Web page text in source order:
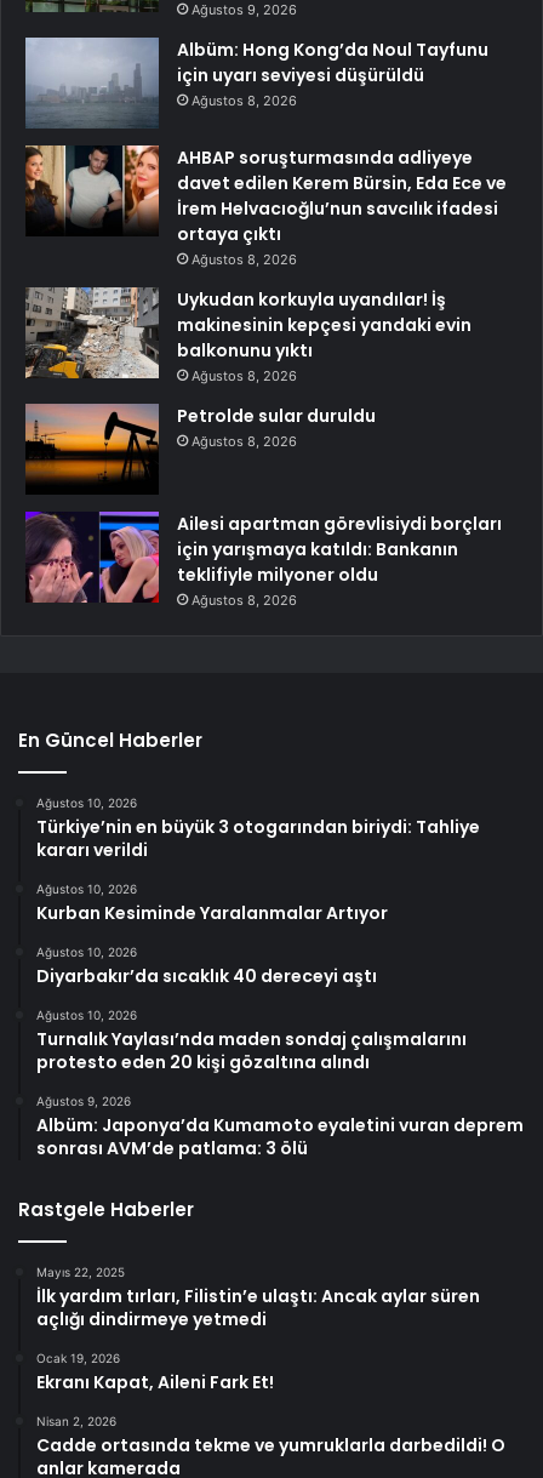
Ağustos 9, 2026
Albüm: Hong Kong’da Noul Tayfunu
için uyarı seviyesi düşürüldü
Ağustos 8, 2026
AHBAP soruşturmasında adliyeye
davet edilen Kerem Bürsin, Eda Ece ve
İrem Helvacıoğlu’nun savcılık ifadesi
ortaya çıktı
Ağustos 8, 2026
Uykudan korkuyla uyandılar! İş
makinesinin kepçesi yandaki evin
balkonunu yıktı
Ağustos 8, 2026
Petrolde sular duruldu
Ağustos 8, 2026
Ailesi apartman görevlisiydi borçları
için yarışmaya katıldı: Bankanın
teklifiyle milyoner oldu
Ağustos 8, 2026
En Güncel Haberler
Ağustos 10, 2026
Türkiye’nin en büyük 3 otogarından biriydi: Tahliye
kararı verildi
Ağustos 10, 2026
Kurban Kesiminde Yaralanmalar Artıyor
Ağustos 10, 2026
Diyarbakır’da sıcaklık 40 dereceyi aştı
Ağustos 10, 2026
Turnalık Yaylası’nda maden sondaj çalışmalarını
protesto eden 20 kişi gözaltına alındı
Ağustos 9, 2026
Albüm: Japonya’da Kumamoto eyaletini vuran deprem
sonrası AVM’de patlama: 3 ölü
Rastgele Haberler
Mayıs 22, 2025
İlk yardım tırları, Filistin’e ulaştı: Ancak aylar süren
açlığı dindirmeye yetmedi
Ocak 19, 2026
Ekranı Kapat, Aileni Fark Et!
Nisan 2, 2026
Cadde ortasında tekme ve yumruklarla darbedildi! O
anlar kamerada